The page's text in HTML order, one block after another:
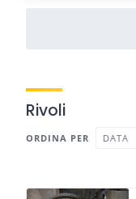
Rivoli
ORDINA PER